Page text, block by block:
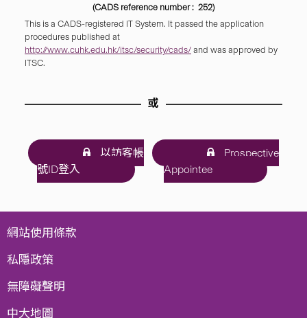
(CADS reference number : 252)
This is a CADS-registered IT System. It passed the application
procedures published at
http://www.cuhk.edu.hk/itsc/security/cads/ and was approved by
ITSC.
或
以訪客帳
號ID登入
Prospective
Appointee
網站使用條款
私隱政策
無障礙聲明
中大地圖